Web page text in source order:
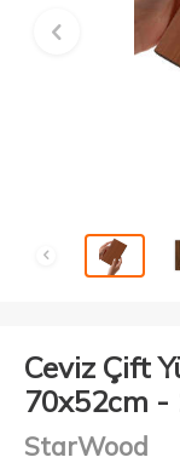
Ceviz Çift
70x52cm -
StarWood